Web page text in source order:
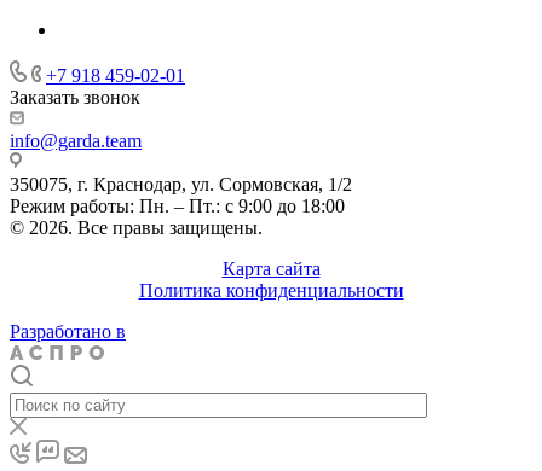
+7 918 459-02-01
Заказать звонок
info@garda.team
350075, г. Краснодар, ул. Сормовская, 1/2
Режим работы: Пн. – Пт.: с 9:00 до 18:00
© 2026. Все правы защищены.
Карта сайта
Политика конфиденциальности
Разработано в